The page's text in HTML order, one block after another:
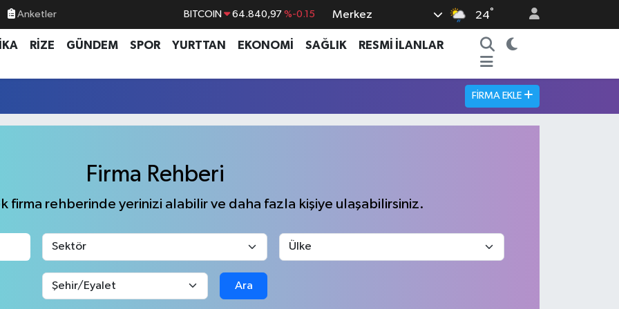
Anketler DOLAR 47,7436 %0.18
EURO 55,2510 %0.32
BİST100 13.779 %-14
Merkez 24°
RİZE GÜNDEM SPOR YURTTAN EKONOMİ SAĞLIK
RESMİ İLANLAR
FIRMA EKLE
Firma Rehberi
firma rehberinde yerinizi alabilir ve daha fazla kişiye ulaşabilirsiniz.
Ara